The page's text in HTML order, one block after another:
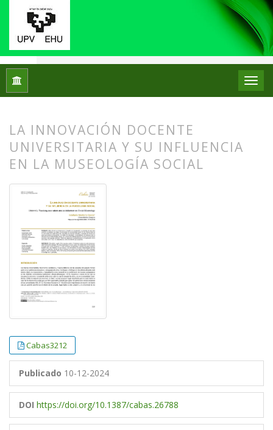
Inicio
LA INNOVACIÓN DOCENTE
UNIVERSITARIA Y SU INFLUENCIA
EN LA MUSEOLOGÍA SOCIAL
Cabas3212
Publicado 10-12-2024
DOI https://doi.org/10.1387/cabas.26788